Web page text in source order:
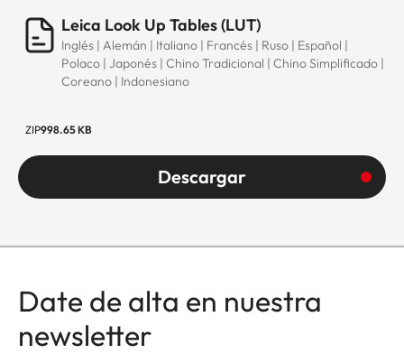
Leica Look Up Tables (LUT)
Inglés | Alemán | Italiano | Francés | Ruso | Español |
Polaco | Japonés | Chino Tradicional | Chino Simplificado |
Coreano | Indonesiano
ZIP998.65 KB
Descargar
Date de alta en nuestra
newsletter